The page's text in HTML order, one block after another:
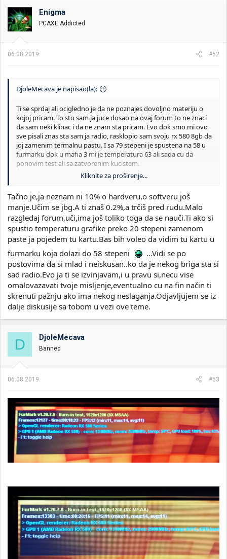
Zao mi je sto ovo nisam ranije video mogo sam ti pokusati
pomoci... jer ja sam imao ddr3 memoriju na 1866 i na 2400 mhz i
ovu brzu sam morao da prilagodjavam ovoj sporijoj.
Enigma
PCAXE Addicted
06.08.2019. #52
DjoleMecava je napisao(la):
Ti se sprdaj ali ocigledno je da ne poznajes dovoljno materiju o
kojoj pricam. To sto sam ja juce dosao na ovaj forum to ne znaci
da sam neki klinac i da ne znam sta pricam. Evo dok smo mi ovo
sve pisali znas sta sam ja radio, rasklopio sam svoju rx 580 8gb da
joj zamenim termalnu pastu. I sa 79 stepeni je spustena na 58 u
furmarku dok u mafia 3 mi je temperatura 63 ali sada cu da
ponovim test ali sa zatvorenim kucistem.
Samo mi nije jasno sta ti u predhodnoj poruci nije bilo jasno pa
Kliknite za proširenje...
Tačno je,ja neznam ni 10% o hardveru,o softveru još
manje.Učim se jbg.A ti znaš 0.2%,a trčiš pred rudu.Malo
razgledaj forum,uči,ima još toliko toga da se nauči.Ti ako si
spustio temperaturu grafike preko 20 stepeni zamenom
paste ja pojedem tu kartu.Bas bih voleo da vidim tu kartu u
furmarku koja dolazi do 58 stepeni
...Vidi se po
postovima da si mlad i neiskusan..ko da je nekog briga sta si
sad radio.Evo ja ti se izvinjavam,i u pravu si,necu vise
omalovazavati tvoje misljenje,eventualno cu na fin način ti
skrenuti pažnju ako ima nekog neslaganja.Odjavljujem se iz
dalje diskusije sa tobom u vezi ove teme.
D DjoleMecava
Banned
06.08.2019. #53